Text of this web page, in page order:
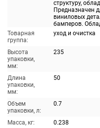
структуру,
Предназначен
виниловых
бамперов.
Товарная
группа:
уход и очистка
Высота
упаковки,
мм:
235
Длина
упаковки,
мм:
50
Объем
упаковки, л:
0.7
Масса, кг:
0.238